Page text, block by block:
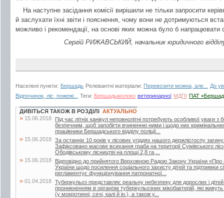
На наступне засідання комісії вирішили не тільки запросити
й заслухати їхні звіти і пояснення, чому вони не дотримуються
можливо і рекомендації, на основі яких можна було б напрацювати
Сергій РИЖАВСЬКИЙ, начальник юридичного
Населені пункти: Бершадь Релевантні матеріали: Перевозити можна, але...
До
Відпочинок, ліс, пожежі...
Теги: Бершадьмолоко ветеринарної МДПІ ПАТ
ДИВІТЬСЯ ТАКОЖ В РОЗДІЛІ АКТУАЛЬНО
» 15.06.2018
Під час літніх канікул неповнолітні потребують особливої уваги
безпечним, щоб запобігти вчиненню ними і щодо них
працівники Бершадського відділу поліції...
» 15.06.2018 За останніх 10 років у лісових угіддях нашого держлісгоспу
Зафіксовано масове всихання граба на території Сумівського
Ободівському лісництві на площі 2,8 га,...
» 15.06.2018
Відповідно до прийнятого Верховною Радою Закону України «Про
України щодо посилення соціального захисту дітей та підтримки
регламентує функціонування патронатної...
» 01.04.2018 Туберкульоз представляє реальну небезпеку для дорослих і
проникненням в організм туберкульозних мікобактерій, які
(у мокротинні, сечі, калі й ін.), а також у...